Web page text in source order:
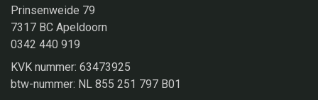
Prinsenweide 79
7317 BC Apeldoorn
0342 440 919
KVK nummer: 63473925
btw-nummer: NL 855 251 797 B01